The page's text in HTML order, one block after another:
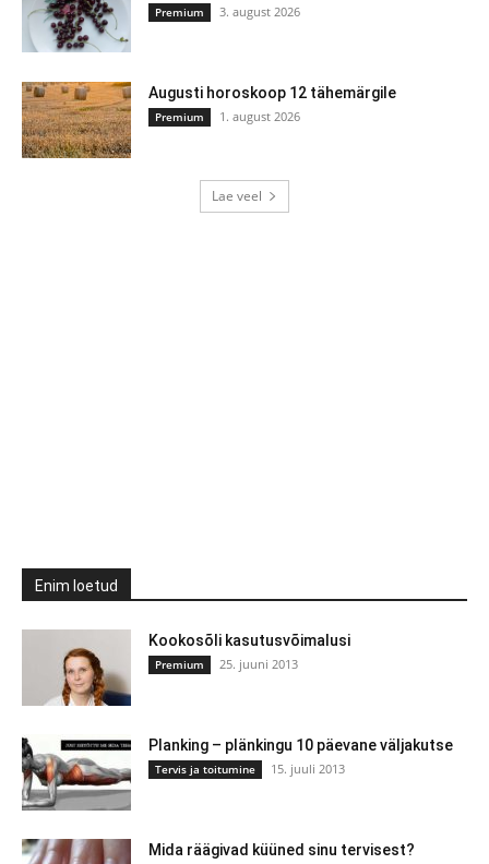
Premium 3. august 2026
Augusti horoskoop 12 tähemärgile
Premium 1. august 2026
Lae veel
Enim loetud
Kookosõli kasutusvõimalusi
Premium 25. juuni 2013
Planking – plänkingu 10 päevane väljakutse
Tervis ja toitumine 15. juuli 2013
Mida räägivad küüned sinu tervisest?